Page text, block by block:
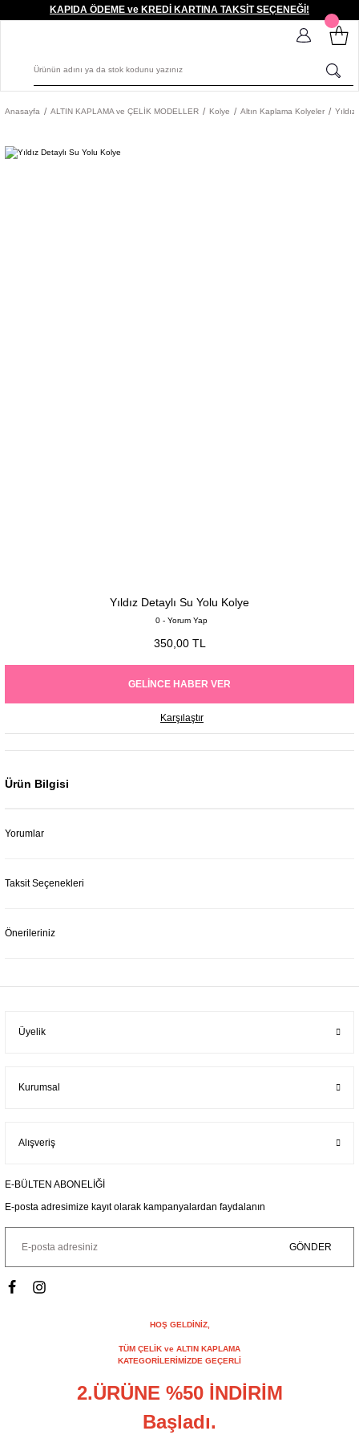
KAPIDA ÖDEME ve KREDİ KARTINA TAKSİT SEÇENEĞİ!
Anasayfa ALTIN KAPLAMA ve ÇELİK MODELLER Kolye Altın Kaplama Kolyeler
Yıldız Detaylı Su Yolu Kolye
0 - Yorum Yap
350,00 TL
GELINCE HABER VER
Karşılaştır
Ürün Bilgisi
Yorumlar
Taksit Seçenekleri
Önerileriniz
Üyelik
Kurumsal
Alışveriş
E-BÜLTEN ABONELİĞİ
E-posta adresimize kayıt olarak kampanyalardan faydalanın
GÖNDER
HOŞ GELDİNİZ,
TÜM ÇELİK ve ALTIN KAPLAMA
KATEGORİLERİMİZDE GEÇERLİ
2.ÜRÜNE %50 İNDİRİM
Başladı.